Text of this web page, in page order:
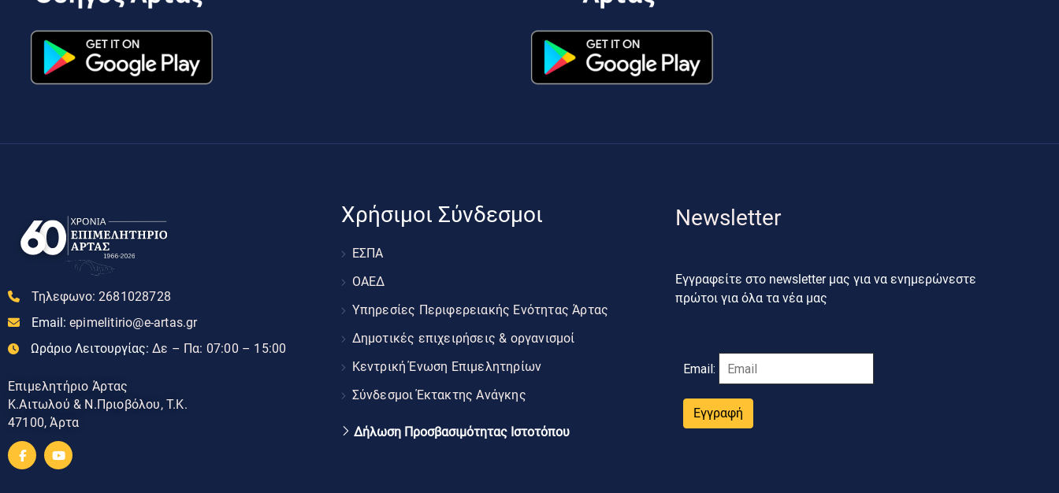
Τηλεφωνο: 2681028728
Email: epimelitirio@e-artas.gr
Ωράριο Λειτουργίας: Δε – Πα: 07:00 – 15:00
Επιμελητήριο Άρτας
Κ.Αιτωλού & Ν.Πριοβόλου, Τ.Κ.
47100, Άρτα
Χρήσιμοι Σύνδεσμοι
ΕΣΠΑ
ΟΑΕΔ
Υπηρεσίες Περιφερειακής Ενότητας Άρτας
Δημοτικές επιχειρήσεις & οργανισμοί
Κεντρική Ένωση Επιμελητηρίων
Σύνδεσμοι Έκτακτης Ανάγκης
Δήλωση Προσβασιμότητας Ιστοτόπου
Newsletter
Εγγραφείτε στο newsletter μας για να ενημερώνεστε
πρώτοι για όλα τα νέα μας
Email:
Εγγραφή